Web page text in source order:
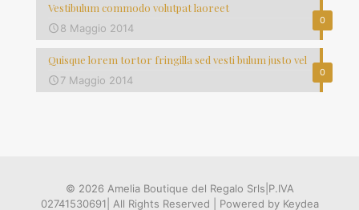
0
Vestibulum commodo volutpat laoreet
8 Maggio 2014
0
Quisque lorem tortor fringilla sed vesti bulum justo vel
7 Maggio 2014
© 2026 Amelia Boutique del Regalo Srls|P.IVA
02741530691| All Rights Reserved | Powered by Keydea